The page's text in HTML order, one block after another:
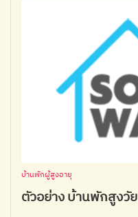
บ้านพักผู้สูงอายุ
ตัวอย่าง บ้านพักสูงวัย